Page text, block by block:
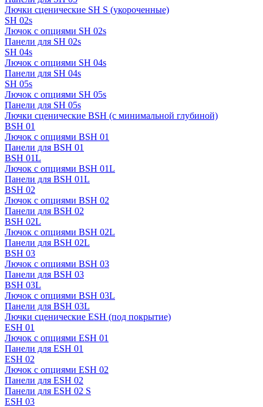
Лючки сценические SH S (укороченные)
SH 02s
Лючок с опциями SH 02s
Панели для SH 02s
SH 04s
Лючок с опциями SH 04s
Панели для SH 04s
SH 05s
Лючок с опциями SH 05s
Панели для SH 05s
Лючки сценические BSH (с минимальной глубиной)
BSH 01
Лючок с опциями BSH 01
Панели для BSH 01
BSH 01L
Лючок с опциями BSH 01L
Панели для BSH 01L
BSH 02
Лючок с опциями BSH 02
Панели для BSH 02
BSH 02L
Лючок с опциями BSH 02L
Панели для BSH 02L
BSH 03
Лючок с опциями BSH 03
Панели для BSH 03
BSH 03L
Лючок с опциями BSH 03L
Панели для BSH 03L
Лючки сценические ESH (под покрытие)
ESH 01
Лючок с опциями ESH 01
Панели для ESH 01
ESH 02
Лючок с опциями ESH 02
Панели для ESH 02
Панели для ESH 02 S
ESH 03